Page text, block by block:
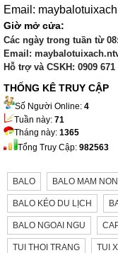
Email:
Giờ mở cửa:
Các ngày trong tuần từ
Email:
Hỗ trợ và CSKH: 0909 671
THỐNG KÊ TRUY CẬP
Số Người Online: 4
Tuần này: 71
Tháng này: 1365
Tổng Truy Cập: 982563
BALO BALO MAM NON
BALO KÉO DU LỊCH
BALO NGOAI NGU
TUI THOI TRANG TUI